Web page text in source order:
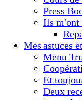
Press
Ils m'ont
Mes astuces
Menu
Et
Deux